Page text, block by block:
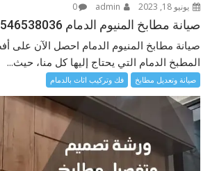
يونيو 18, 2023 0
صيانة مطابخ المنيوم الدمام 0546538036
صيانة مطابخ المنيوم الدمام احصل الآن على
المطبخ الدمام التي يحتاج إليها كل منا، حيث...
صيانة وتعديل مطابخ فك وتركيب اثاث بالدمام